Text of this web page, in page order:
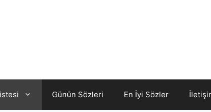
Günün Sözleri En İyi Sözler